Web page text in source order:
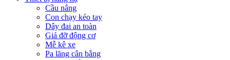
Cầu nâng
Con chạy kéo tay
Dây đai an toàn
Giá đỡ động cơ
Mễ kê xe
Pa lăng cân bằng